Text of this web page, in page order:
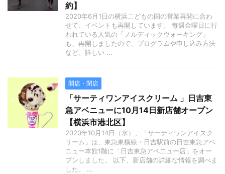
約】
2020年6月1日の横浜こどもの国の営業再開に合わ
せて、イベントも再開しています。 毎週金曜日に行
われている人気の「ノルディックウォーキング」
も、再開しましたので、プログラムや申し込み方法
など、詳しい ...
開店・閉店
「サーティワンアイスクリーム 」日吉東
急アベニューに10月14日新店舗オープン
【横浜市港北区】
2020年10月14日（水）、「サーティワンアイスク
リーム」は、東急東横線・日吉駅前の日吉東急アベ
ニュー本館1階に「日吉東急アベニュー店」をオー
プンしました。 以下、新店舗の詳細な情報を調べま
した。 ...